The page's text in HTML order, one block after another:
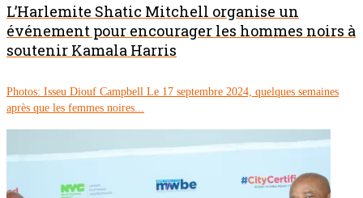
L’Harlemite Shatic Mitchell organise un
événement pour encourager les hommes noirs à
soutenir Kamala Harris
Photos: Isseu Diouf Campbell Le 17 septembre 2024, quelques semaines
après que les femmes noires...